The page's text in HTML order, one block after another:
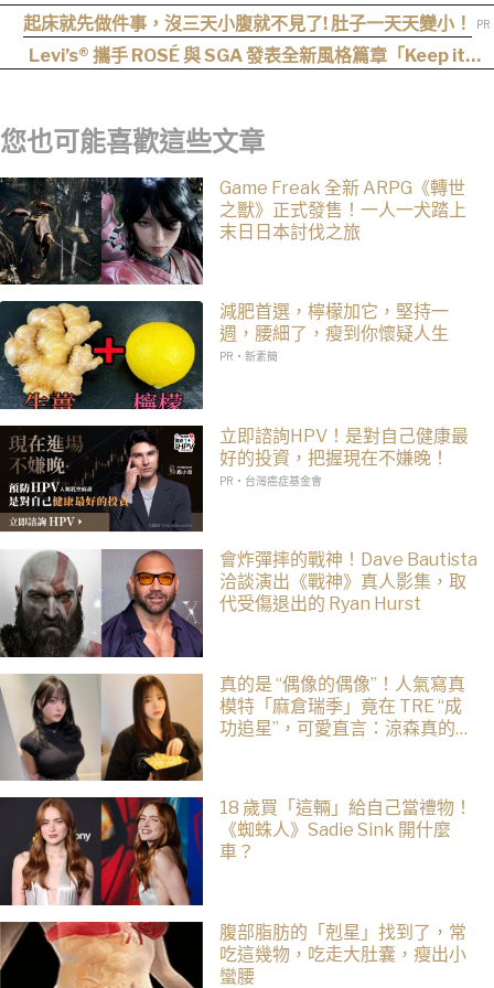
影目前仍處於前製階段
起床就先做件事，沒三天小腹就不見了! 肚子一天天變小！
Levi’s® 攜手 ROSÉ 與 SGA 發表全新風格篇章「Keep it
您也可能喜歡這些文章
Game Freak 全新 ARPG《轉世
之獸》正式發售！一人一犬踏上
末日日本討伐之旅
減肥首選，檸檬加它，堅持一
週，腰細了，瘦到你懷疑人生
PR・新素簡
立即諮詢HPV！是對自己健康最
好的投資，把握現在不嫌晚！
PR・台灣癌症基金會
會炸彈摔的戰神！Dave Bautista
洽談演出《戰神》真人影集，取
代受傷退出的 Ryan Hurst
真的是 “偶像的偶像”！人氣寫真
模特「麻倉瑞季」竟在 TRE “成
功追星”，可愛直言：涼森真的太
18 歲買「這輛」給自己當禮物！
《蜘蛛人》Sadie Sink 開什麼
車？
腹部脂肪的「剋星」找到了，常
吃這幾物，吃走大肚囊，瘦出小
蠻腰